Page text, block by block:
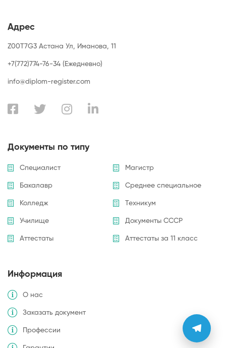
Адрес
Z00T7G3 Астана Ул, Иманова, 11
+7(772)774-76-34 (Ежедневно)
info@diplom-register.com
Документы по типу
Специалист Магистр
Бакалавр Среднее специальное
Колледж Техникум
Училище Документы СССР
Аттестаты Аттестаты за 11 класс
Информация
О нас
Заказать документ
Профессии